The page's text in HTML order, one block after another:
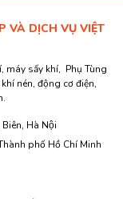
VÀ DỊCH VỤ VIỆT
máy sấy khí, Phụ Tùng
nén, động cơ điện,
Hà Nội
phố Hồ Chí Minh